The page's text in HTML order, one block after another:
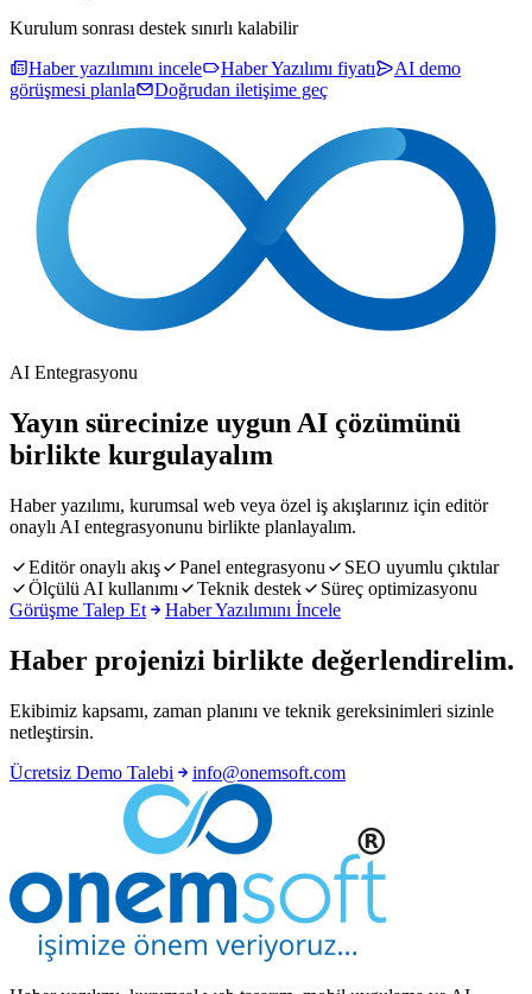
Kurulum sonrası destek sınırlı kalabilir
Haber yazılımını incele
Haber Yazılımı fiyatı
AI demo
görüşmesi planla
Doğrudan iletişime geç
AI Entegrasyonu
Yayın sürecinize uygun AI çözümünü
birlikte kurgulayalım
Haber yazılımı, kurumsal web veya özel iş akışlarınız için editör
onaylı AI entegrasyonunu birlikte planlayalım.
Editör onaylı akış
Panel entegrasyonu
SEO uyumlu çıktılar
Ölçülü AI kullanımı
Teknik destek
Süreç optimizasyonu
Görüşme Talep Et
Haber Yazılımını İncele
Haber projenizi birlikte değerlendirelim.
Ekibimiz kapsamı, zaman planını ve teknik gereksinimleri sizinle
netleştirsin.
Ücretsiz Demo Talebi
info@onemsoft.com